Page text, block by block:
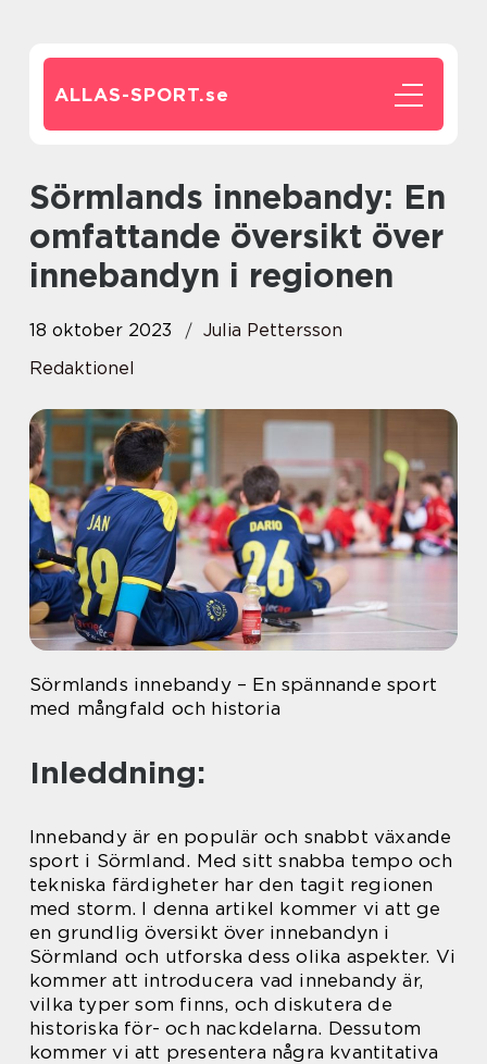
ALLAS-SPORT.se
Sörmlands innebandy: En
omfattande översikt över
innebandyn i regionen
18 oktober 2023
Julia Pettersson
Redaktionel
Sörmlands innebandy – En spännande sport
med mångfald och historia
Inleddning:
Innebandy är en populär och snabbt växande
sport i Sörmland. Med sitt snabba tempo och
tekniska färdigheter har den tagit regionen
med storm. I denna artikel kommer vi att ge
en grundlig översikt över innebandyn i
Sörmland och utforska dess olika aspekter. Vi
kommer att introducera vad innebandy är,
vilka typer som finns, och diskutera de
historiska för- och nackdelarna. Dessutom
kommer vi att presentera några kvantitativa